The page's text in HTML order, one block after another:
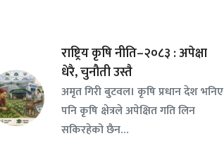
राष्ट्रिय कृषि नीति–२०८३ : अपेक्षा
धेरै, चुनौती उस्तै
अमृत गिरी बुटवल। कृषि प्रधान देश भनिए
पनि कृषि क्षेत्रले अपेक्षित गति लिन
सकिरहेको छैन…